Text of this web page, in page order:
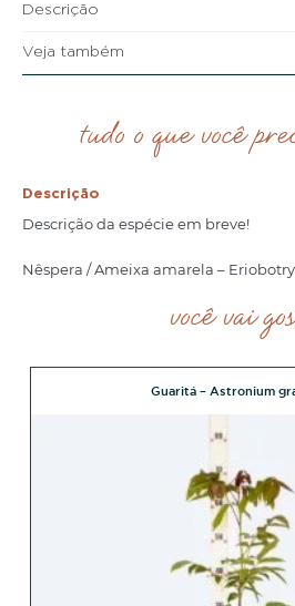
Descrição
Veja também
tudo o que você
Descrição
Descrição da espécie em breve!
Nêspera / Ameixa amarela –
você vai
Guaritá – Astronium